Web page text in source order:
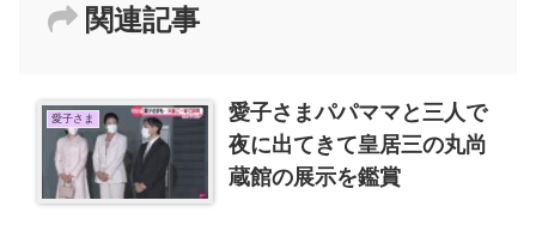
関連記事
愛子さま
愛子さまパパママと三人で
夜に出てきて皇居三の丸尚
蔵館の展示を鑑賞